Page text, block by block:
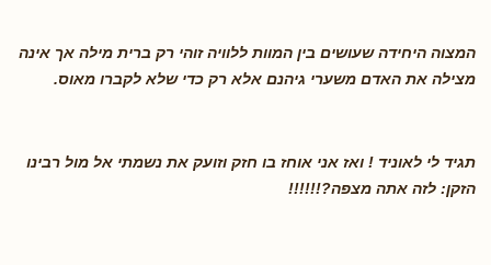
המצוה היחידה שעושים בין המוות ללוויה זוהי רק ברית מילה אך אינה
מצילה את האדם משערי גיהנם אלא רק כדי שלא לקברו מאוס.
תגיד לי לאוניד ! ואז אני אוחז בו חזק וזועק את נשמתי אל מול רבינו
הזקן: לזה אתה מצפה?!!!!!!